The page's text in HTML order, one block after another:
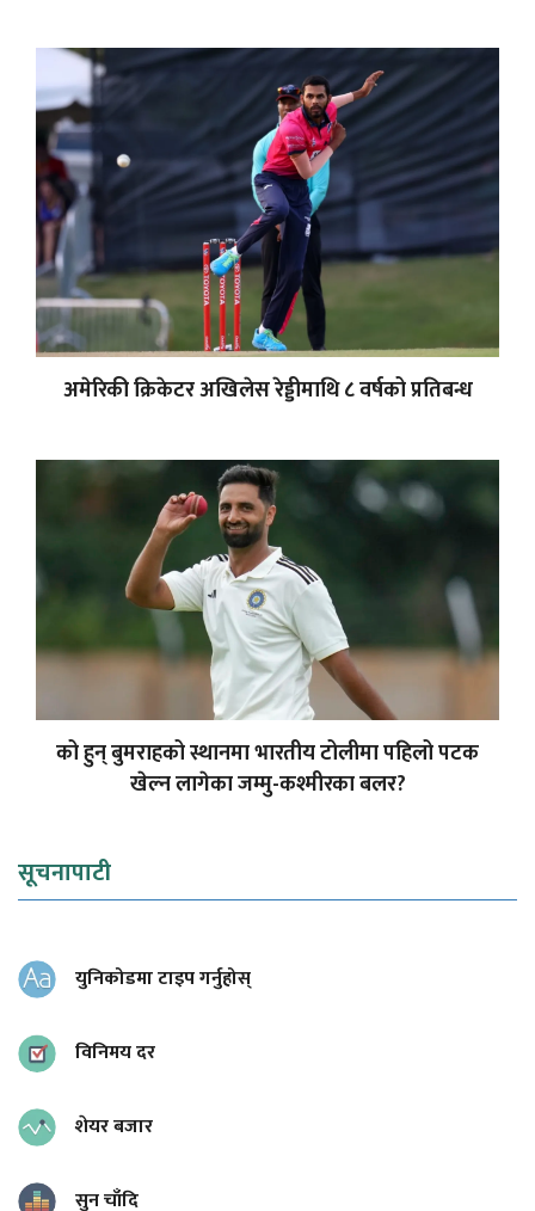
अमेरिकी क्रिकेटर अखिलेस रेड्डीमाथि ८ वर्षको प्रतिबन्ध
को हुन् बुमराहको स्थानमा भारतीय टोलीमा पहिलो पटक
खेल्न लागेका जम्मु-कश्मीरका बलर?
सूचनापाटी
युनिकोडमा टाइप गर्नुहोस्
विनिमय दर
शेयर बजार
सुन चाँदि